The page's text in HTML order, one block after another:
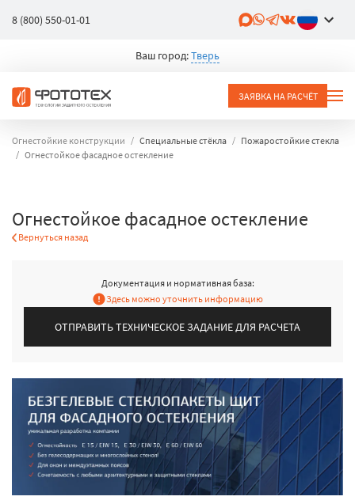
8 (800) 550-01-01
Ваш город:Тверь
ЗАЯВКА НА РАСЧЁТ
Огнестойкие конструкции Специальные стёкла
Пожаростойкие стекла
Огнестойкое фасадное остекление
Огнестойкое фасадное остекление
Вернуться назад
Документация и нормативная база:
Здесь можно уточнить информацию
ОТПРАВИТЬ ТЕХНИЧЕСКОЕ ЗАДАНИЕ ДЛЯ РАСЧЕТА